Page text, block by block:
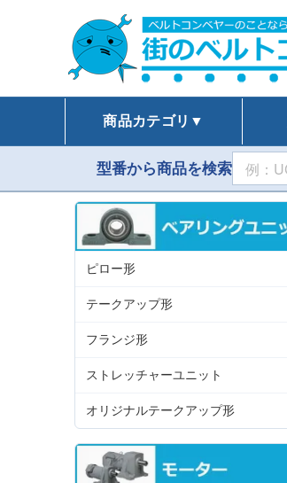
商品カテゴリ▼
型番から商品を検索
ピロー形
テークアップ形
フランジ形
ストレッチャーユニット
オリジナルテークアップ形